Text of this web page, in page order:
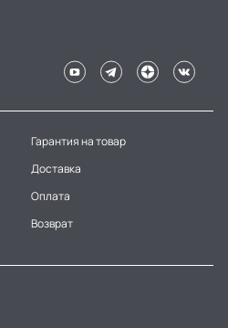
Гарантия на товар
Доставка
Оплата
Возврат